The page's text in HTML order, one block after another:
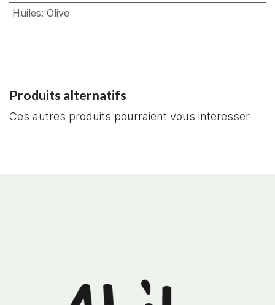
Huiles: Olive
Produits alternatifs
Ces autres produits pourraient vous intéresser